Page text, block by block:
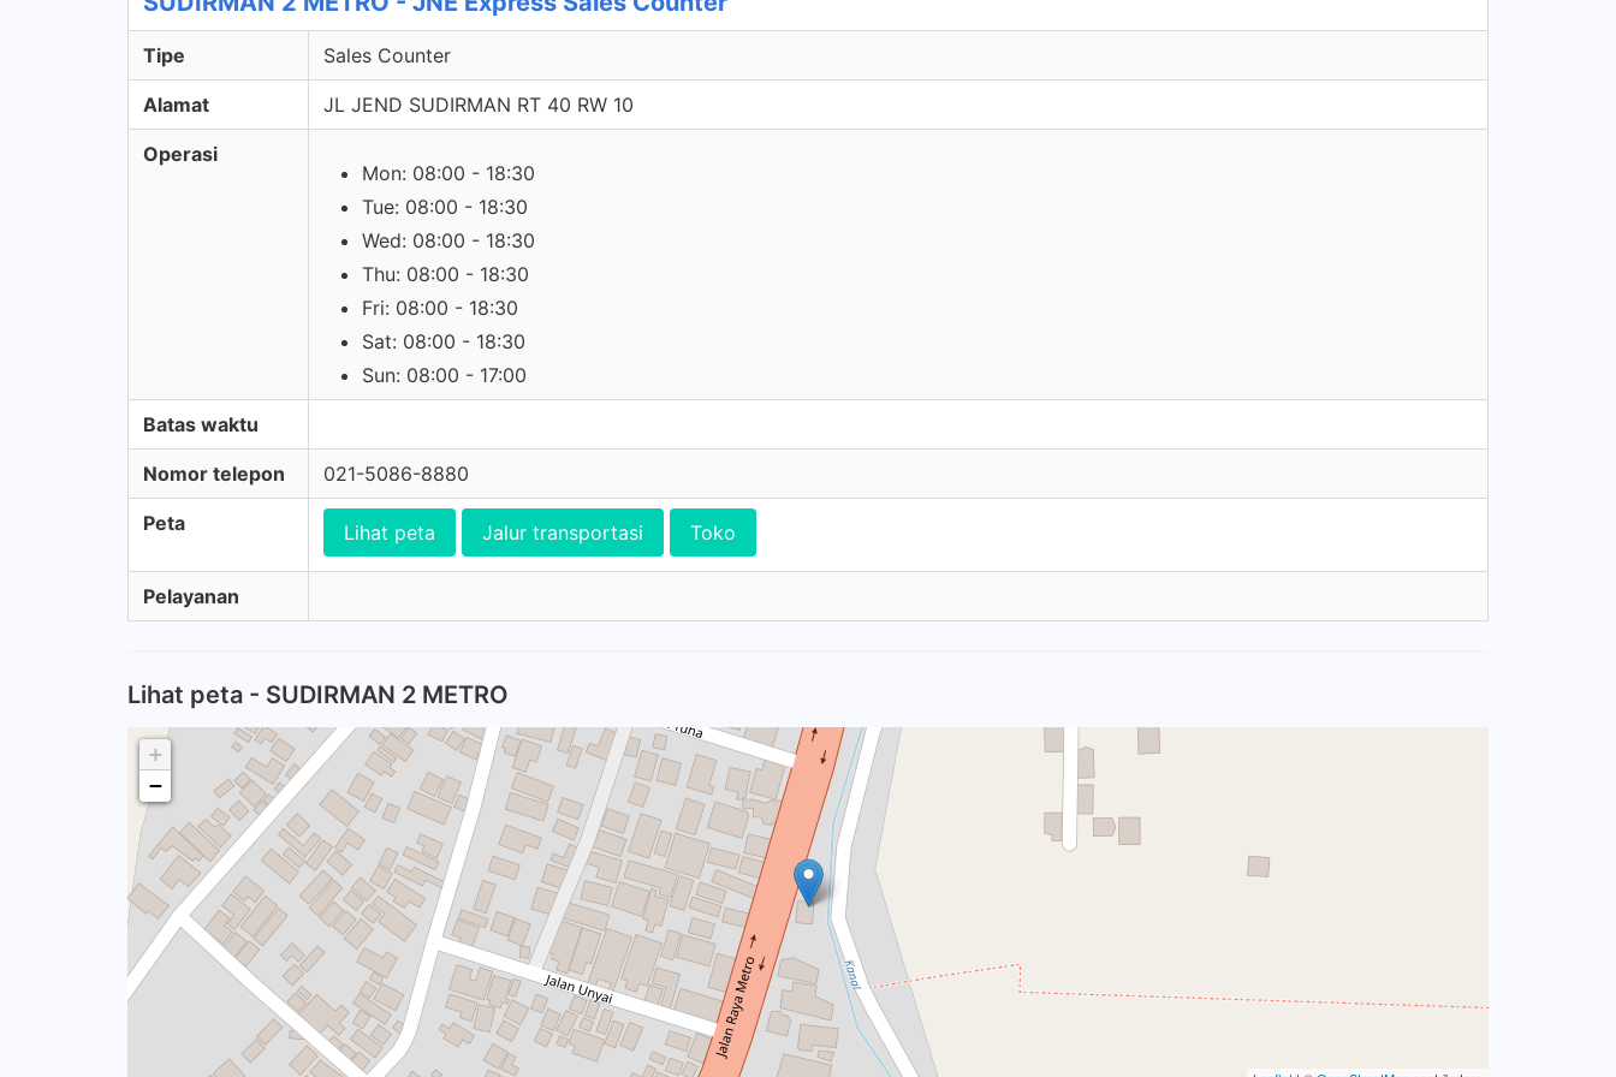
Tipe Sales Counter
Alamat JL JEND SUDIRMAN RT 40 RW 10
Operasi
Mon: 08:00 - 18:30
Tue: 08:00 - 18:30
Wed: 08:00 - 18:30
Thu: 08:00 - 18:30
Fri: 08:00 - 18:30
Sat: 08:00 - 18:30
Sun: 08:00 - 17:00
Batas waktu
Nomor telepon 021-5086-8880
Peta Lihat peta Jalur transportasi Toko
Pelayanan
Lihat peta - SUDIRMAN 2 METRO
+
−